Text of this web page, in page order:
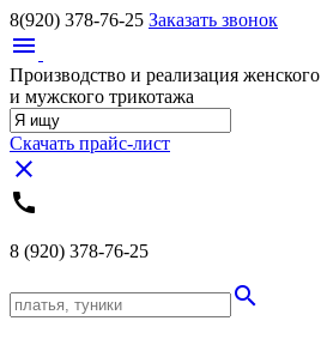
8(920) 378-76-25 Заказать звонок
menu
Производство и реализация женского
и мужского трикотажа
Скачать прайс-лист
close
call
8 (920) 378-76-25
search